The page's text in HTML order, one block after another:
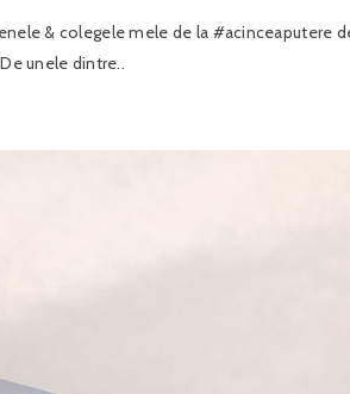
& colegele mele de la #acinceaputere
unele dintre..